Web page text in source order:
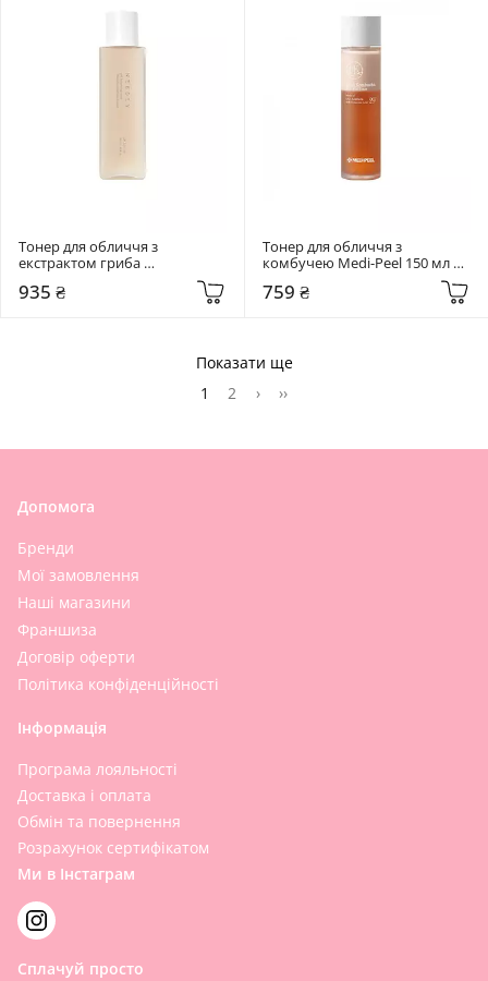
Тонер для обличчя з
екстрактом гриба
Альбатрелус Needly 145 мл pH
balancing toner
935 ₴
Тонер для обличчя з
комбучею Medi-Peel 150 мл
759 ₴
Показати ще
1
2 › ››
Допомога
Бренди
Мої замовлення
Наші магазини
Франшиза
Договір оферти
Політика конфіденційності
Інформація
Програма лояльності
Доставка і оплата
Обмін та повернення
Розрахунок сертифікатом
Ми в Інстаграм
Сплачуй просто